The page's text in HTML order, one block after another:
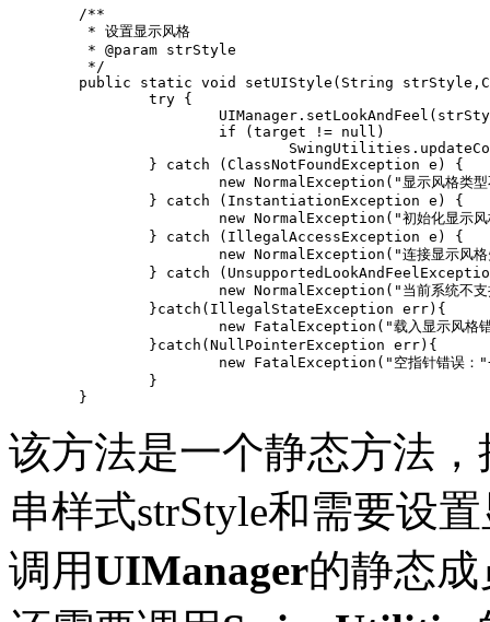
        /**
	}
该方法是一个静态方法
串样式strStyle和需要设
调用UIManager的静态